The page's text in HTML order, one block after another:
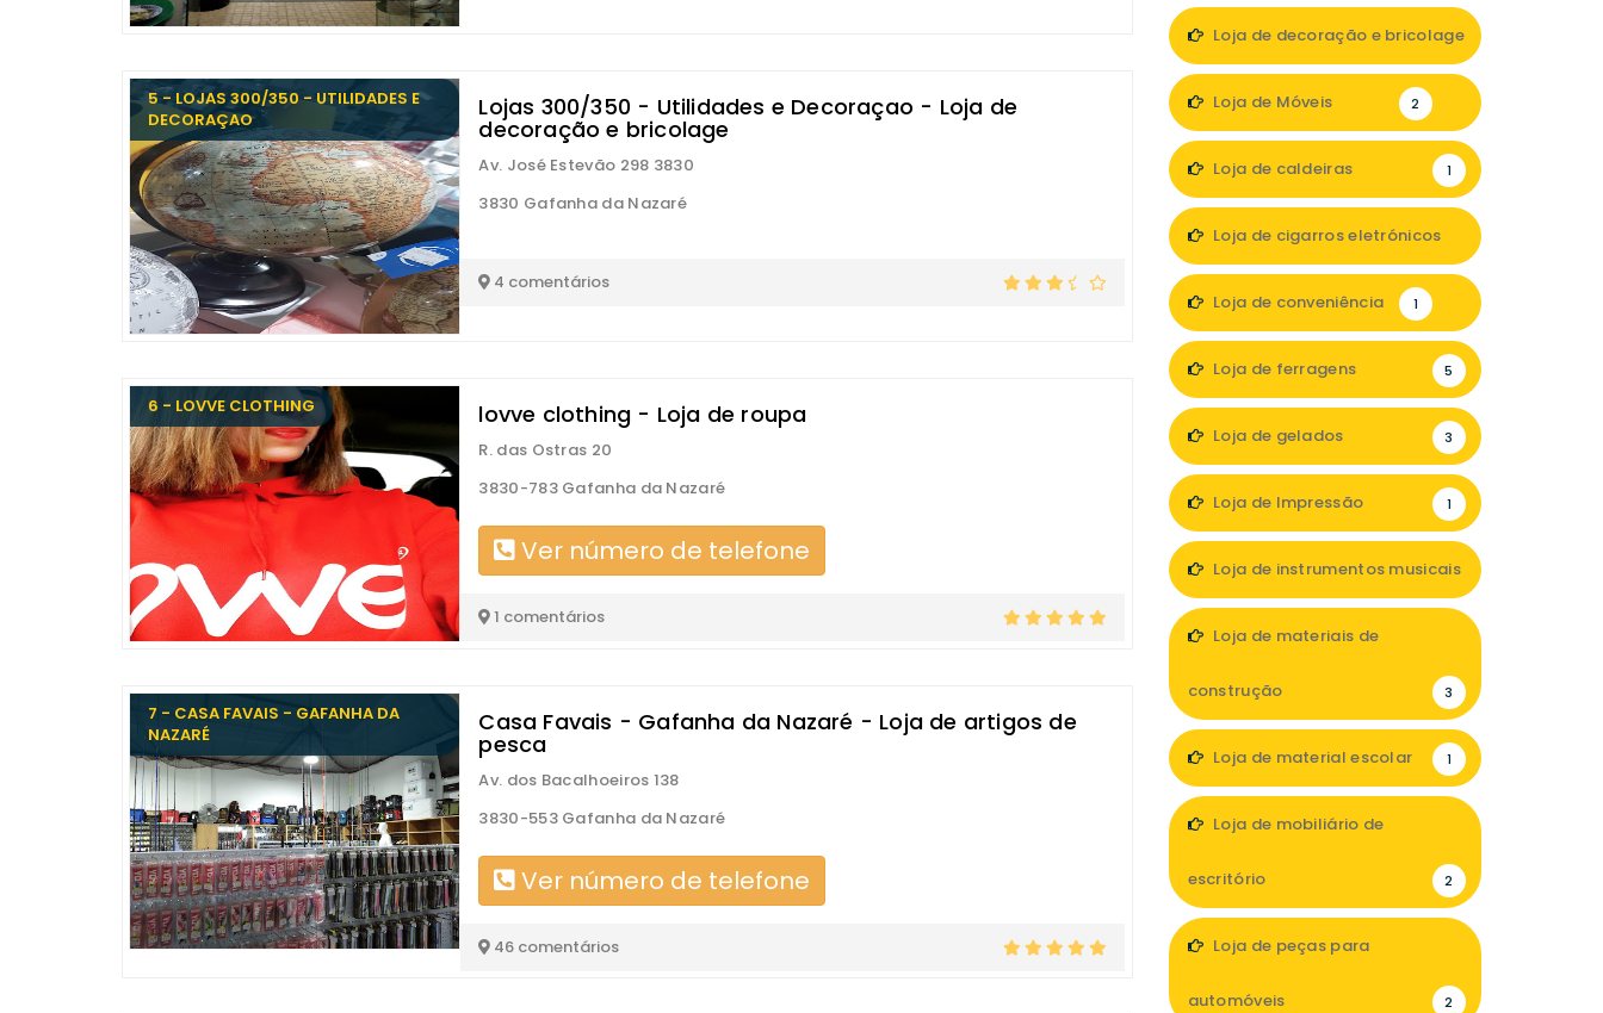
5 - LOJAS 300/350 - UTILIDADES E
DECORAÇAO
Lojas 300/350 - Utilidades e Decoraçao - Loja de
decoração e bricolage
Av. José Estevão 298 3830
3830 Gafanha da Nazaré
4 comentários
6 - LOVVE CLOTHING lovve clothing - Loja de roupa
R. das Ostras 20
3830-783 Gafanha da Nazaré
Ver número de telefone
1 comentários
7 - CASA FAVAIS - GAFANHA DA
NAZARÉ
Casa Favais - Gafanha da Nazaré - Loja de artigos de
pesca
Av. dos Bacalhoeiros 138
3830-553 Gafanha da Nazaré
Ver número de telefone
46 comentários
Loja de decoração e bricolage
Loja de Móveis 2
Loja de caldeiras 1
Loja de cigarros eletrónicos
Loja de conveniência 1
Loja de ferragens 5
Loja de gelados 3
Loja de Impressão 1
Loja de instrumentos musicais
Loja de materiais de
construção 3
Loja de material escolar 1
Loja de mobiliário de
escritório 2
Loja de peças para
automóveis 2